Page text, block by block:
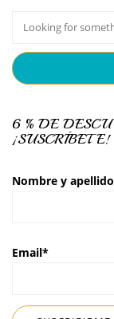
6 % DE
¡SUSCRÍBETE!
Nombre y
Email*